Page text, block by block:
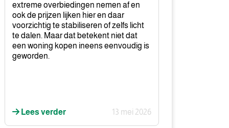
extreme overbiedingen nemen af en
ook de prijzen lijken hier en daar
voorzichtig te stabiliseren of zelfs licht
te dalen. Maar dat betekent niet dat
een woning kopen ineens eenvoudig is
geworden.
Lees verder 13 mei 2026